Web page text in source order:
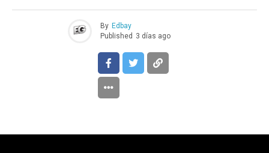
By Edbay
Published 3 días ago